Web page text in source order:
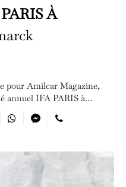
À
pour Amilcar Magazine,
annuel IFA PARIS à…